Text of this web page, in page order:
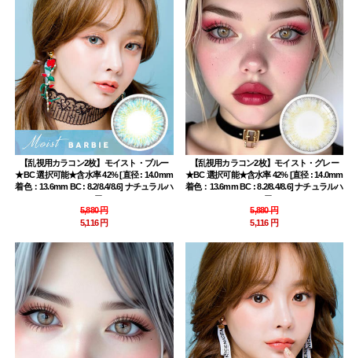
【乱視用カラコン2枚】モイスト・ブルー
★BC 選択可能★含水率 42% [直径 : 14.0mm
着色：13.6mm BC : 8.2/8.4/8.6] ナチュラルハ
ーフ
5,880 円
5,116 円
【乱視用カラコン2枚】モイスト・グレー
★BC 選択可能★含水率 42% [直径 : 14.0mm
着色：13.6mm BC : 8.2/8.4/8.6] ナチュラルハ
ーフ
5,880 円
5,116 円